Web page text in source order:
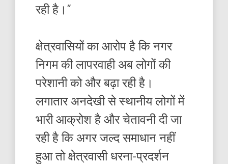
रही है।”
क्षेत्रवासियों का आरोप है कि नगर
निगम की लापरवाही अब लोगों की
परेशानी को और बढ़ा रही है।
लगातार अनदेखी से स्थानीय लोगों में
भारी आक्रोश है और चेतावनी दी जा
रही है कि अगर जल्द समाधान नहीं
हुआ तो क्षेत्रवासी धरना-प्रदर्शन